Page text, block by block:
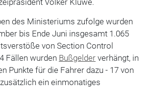
des Ministeriums zufolge wurden
bis Ende Juni insgesamt 1.065
von Section Control
Fällen wurden Bußgelderverhängt, in
Punkte für die Fahrer dazu - 17 von
ein einmonatiges